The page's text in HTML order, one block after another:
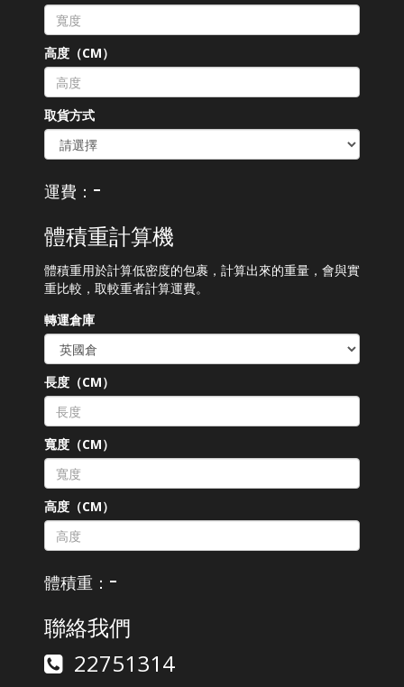
高度（CM）
取貨方式
運費： -
體積重計算機
體積重用於計算低密度的包裹，計算出來的重量，會與實
重比較，取較重者計算運費。
轉運倉庫
長度（CM）
寬度（CM）
高度（CM）
體積重： -
聯絡我們
22751314